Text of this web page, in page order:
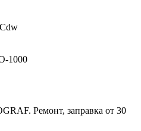
1000
Ремонт, заправка от 30